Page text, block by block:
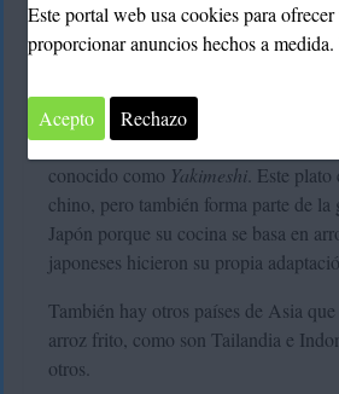
¿Te gustaría aprender apreparar
encantará.
Elarroz frito con verduras estilo
conocido como Yakimeshi. Este plato
chino, pero también forma parte de la
Japón porque su cocina se basa en
japoneses hicieron su propia
También hay otros países de Asia
arroz frito, como son Tailandia e
otros.
Este portal web usa cookies para
proporcionar anuncios hechos a medida.
Acepto Rechazo